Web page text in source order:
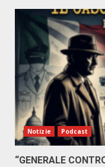
Notizie Podcast
“GENERALE